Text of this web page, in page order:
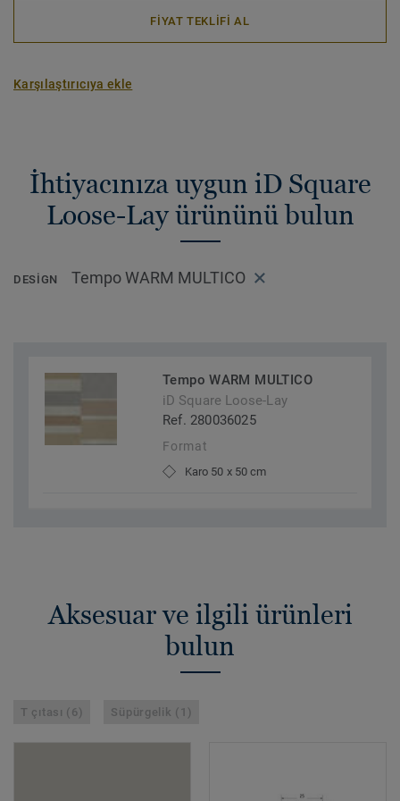
FİYAT TEKLİFİ AL
Karşılaştırıcıya ekle
İhtiyacınıza uygun iD Square
Loose-Lay ürününü bulun
DESIGN Tempo WARM MULTICO
Tempo WARM MULTICO
iD Square Loose-Lay
Ref. 280036025
Format
Karo 50 x 50 cm
Aksesuar ve ilgili ürünleri
bulun
T çıtası (6) Süpürgelik (1)